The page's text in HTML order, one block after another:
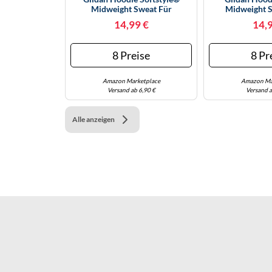
Midweight Sweat Für
14,99 €
8 Preise
Amazon Marketplace
Versand ab 6,90 €
Midweight
8
Amazon
Versand
Alle anzeigen